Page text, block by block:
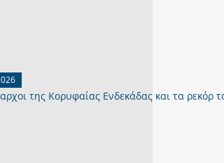
της Κορυφαίας Ενδεκάδας και τα ρεκόρ